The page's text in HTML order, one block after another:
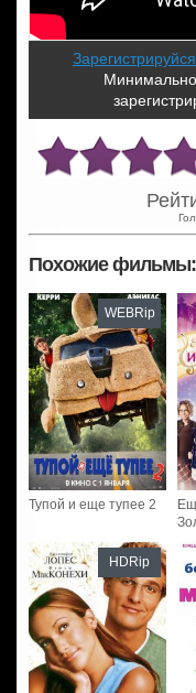
Зарегистрируйся
Похожие фильмы:
Тупой и еще тупее 2
WEBRip
HDRip